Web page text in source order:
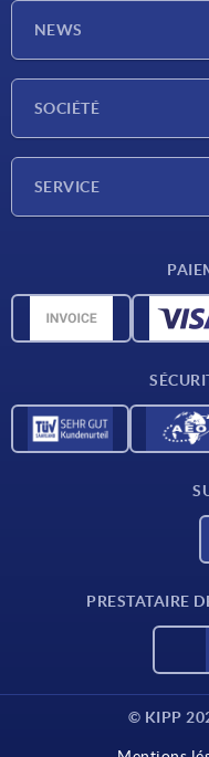
NEWS
SOCIÉTÉ
SERVICE
Données CAO
PRESTATAIRE
© KIPP